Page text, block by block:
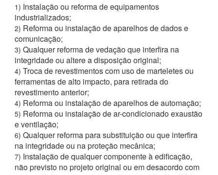
1) Instalação ou reforma de equipamentos
industrializados;
2) Reforma ou instalação de aparelhos de dados e
comunicação;
3) Qualquer reforma de vedação que interfira na
integridade ou altere a disposição original;
4) Troca de revestimentos com uso de marteletes ou
ferramentas de alto impacto, para retirada do
revestimento anterior;
4) Reforma ou instalação de aparelhos de automação;
5) Reforma ou instalação de ar-condicionado exaustão
e ventilação;
6) Qualquer reforma para substituição ou que interfira
na integridade ou na proteção mecânica;
7) Instalação de qualquer componente à edificação,
não previsto no projeto original ou em desacordo com